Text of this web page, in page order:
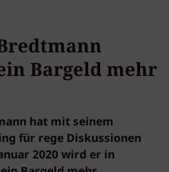
Bargeld mehr
hat mit seinem
für rege Diskussionen
2020 wird er in